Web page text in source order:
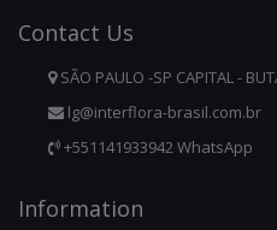
Contact Us
SÃO PAULO -SP CAPITAL -
lg@interflora-brasil.com.br
+551141933942 WhatsApp
InforMation